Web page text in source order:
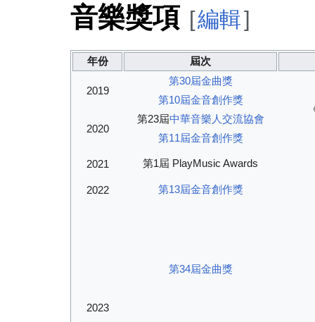
音樂獎項 [編輯]
年份 屆次
2019
第30屆金曲獎
第10屆金音創作獎
2020
第23屆中華音樂人交流協會
第11屆金音創作獎
2021 第1屆 PlayMusic Awards
2022 第13屆金音創作獎
2023
第34屆金曲獎